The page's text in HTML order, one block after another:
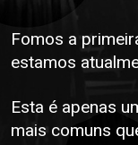
Fomos a
estamos
Esta é apenas
mais comuns